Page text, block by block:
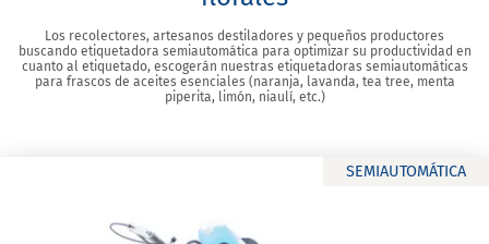
Los recolectores, artesanos destiladores y pequeños productores
buscando etiquetadora semiautomática para optimizar su productividad en
cuanto al etiquetado, escogerán nuestras etiquetadoras semiautomáticas
para frascos de aceites esenciales (naranja, lavanda, tea tree, menta
piperita, limón, niaulí, etc.)
SEMIAUTOMÁTICA